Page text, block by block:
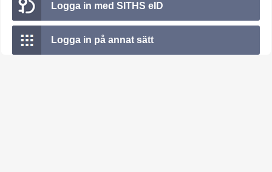
Logga in med SITHS eID
Logga in på annat sätt